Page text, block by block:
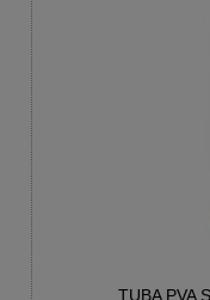
TUBA PVA